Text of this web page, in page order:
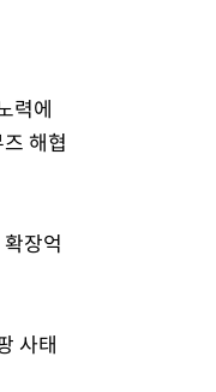
력에
해협
장억
사태